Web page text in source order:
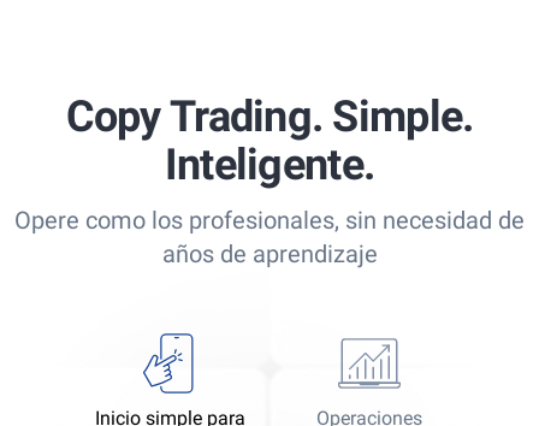
Copy Trading. Simple.
Inteligente.
Opere como los profesionales, sin necesidad de
años de aprendizaje
Inicio simple para Operaciones